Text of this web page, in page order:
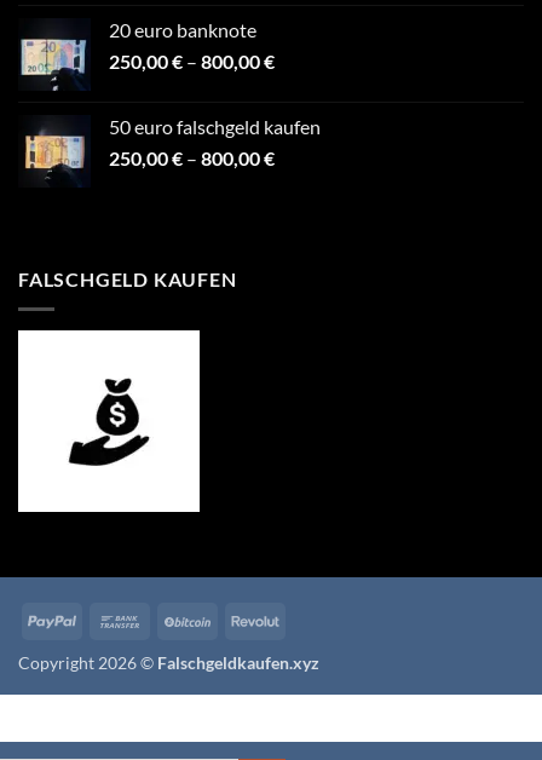
warum
Tausende
unsere
Website
schnelle
und
professionelle
Produkte
800,00 €
20 euro banknote​
250,00€ – 800,00€Price
through
800,00 €
50 euro falschgeld kaufen
250,00€ – 800,00€Price
FALSCHGELD KAUFEN
PayPal
Bank
BitCoin Revolut
Copyright 2026 © Falschgeldkaufen.xyz